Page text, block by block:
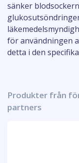
sänker
för användningen
detta i den
Produkter från
partners